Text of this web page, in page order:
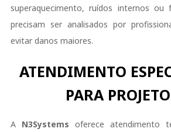
superaquecimento, ruídos internos ou
precisam ser analisados por
evitar danos maiores.
ATENDIMENTO
PARA
A N3Systems oferece atendimento